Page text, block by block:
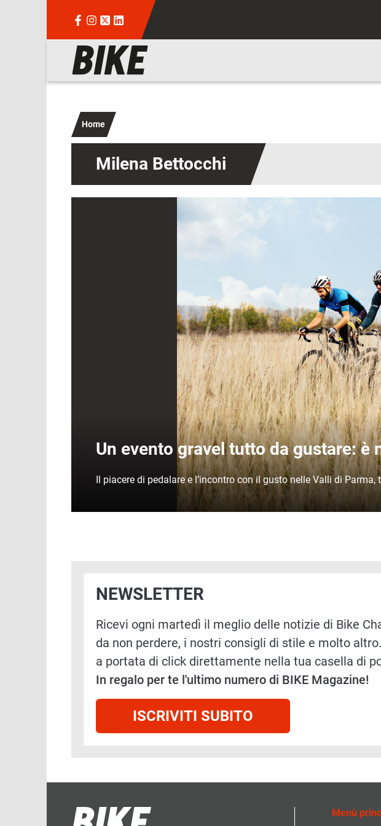
Navigazione principale
Home
Milena Bettocchi
Immagine
Un evento gravel tutto da gustare: è
Il piacere di pedalare e l’incontro con il gusto nelle Valli di
NEWSLETTER
Ricevi ogni martedì il meglio delle notizie di Bike
da non perdere, i nostri consigli di stile e molto
a portata di click direttamente nella tua casella di
In regalo per te l'ultimo numero di BIKE Magazine!
ISCRIVITI SUBITO
Menù